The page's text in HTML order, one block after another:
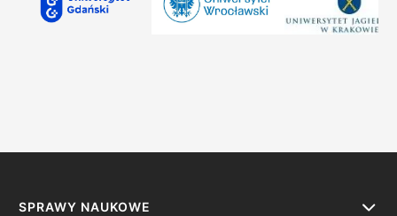
SPRAWY NAUKOWE